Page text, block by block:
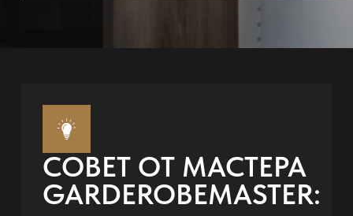
СОВЕТ ОТ МАСТЕРА
GARDEROBEMASTER: